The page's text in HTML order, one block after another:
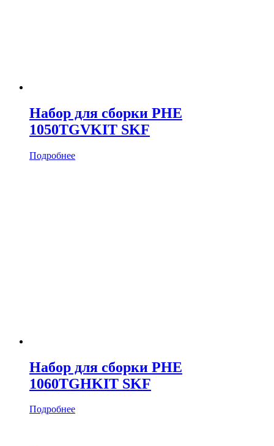
Набор для сборки PHE
1050TGVKIT SKF
Подробнее
Набор для сборки PHE
1060TGHKIT SKF
Подробнее